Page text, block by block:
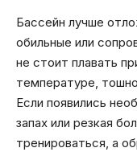
Бассейн лучше
обильные или
не стоит плавать
температуре,
Если появились
запах или резкая
тренироваться, а